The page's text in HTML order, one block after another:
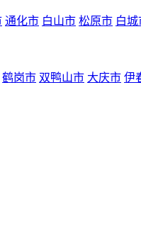
通化市 白山市 松原市 白城
鹤岗市 双鸭山市 大庆市 伊